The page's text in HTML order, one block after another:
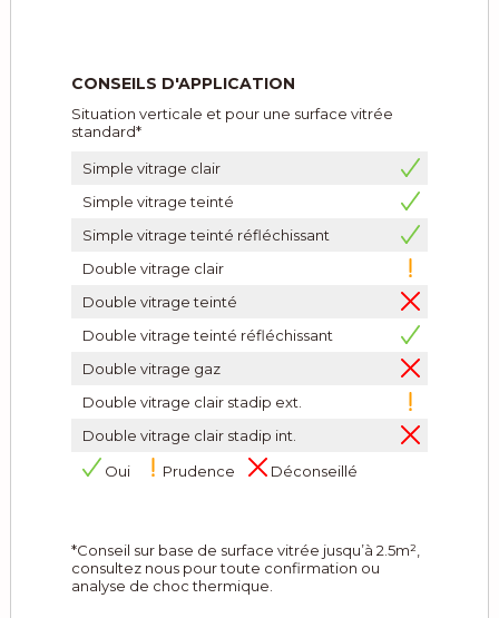
CONSEILS D'APPLICATION
Situation verticale et pour une surface vitrée
standard*
Simple vitrage clair
Simple vitrage teinté
Simple vitrage teinté réfléchissant
Double vitrage clair
Double vitrage teinté
Double vitrage teinté réfléchissant
Double vitrage gaz
Double vitrage clair stadip ext.
Double vitrage clair stadip int.
Oui
Prudence Déconseillé
*Conseil sur base de surface vitrée jusqu’à 2.5m²,
consultez nous pour toute confirmation ou
analyse de choc thermique.